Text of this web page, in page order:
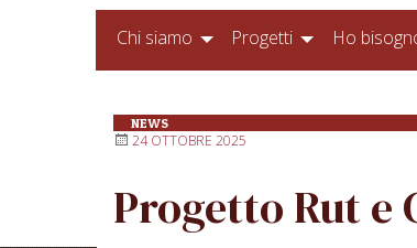
Chi siamo Progetti Ho
NEWS
24 OTTOBRE 2025
Progetto Rut e